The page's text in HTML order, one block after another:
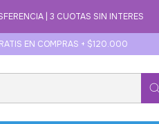
| 3 CUOTAS SIN INTERES
EN COMPRAS + $120.000